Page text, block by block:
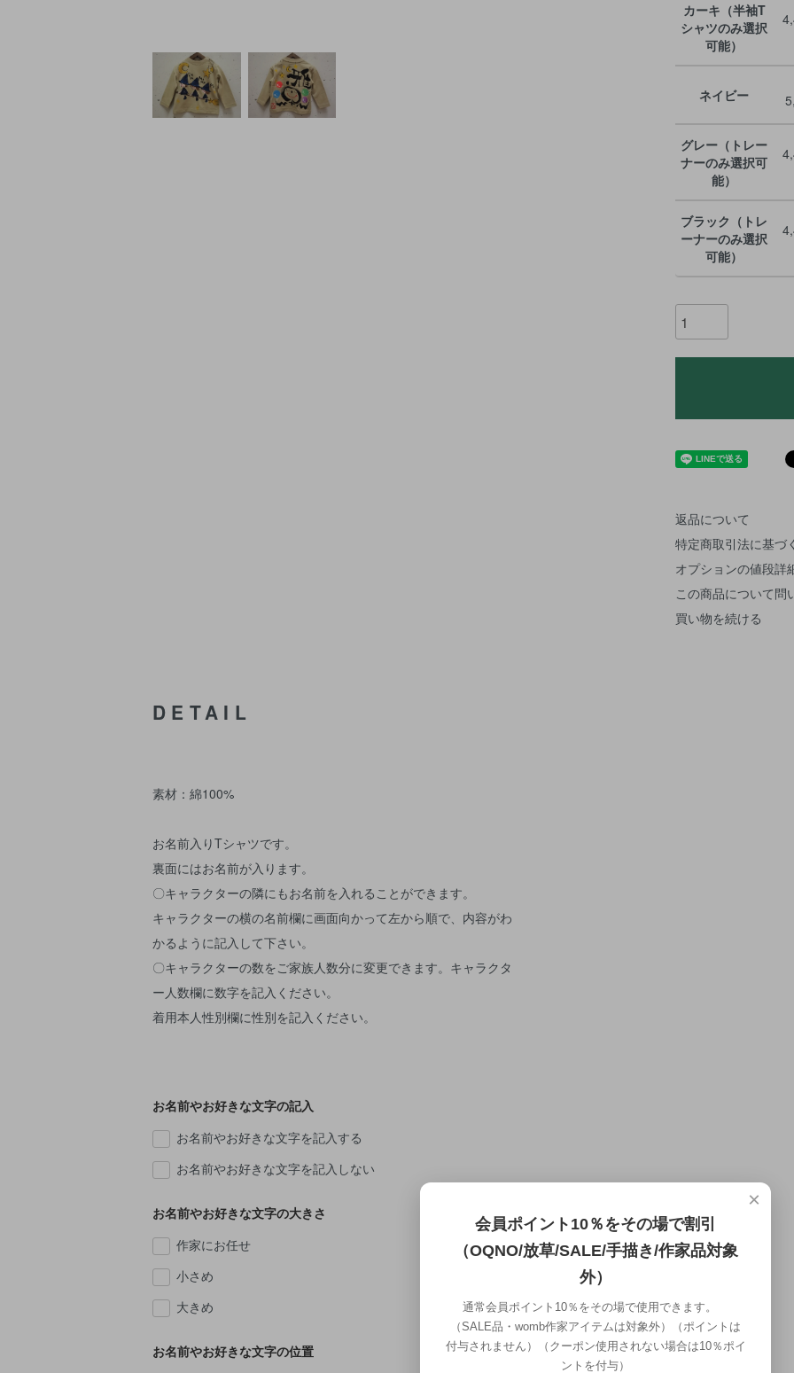
カーキ（半袖T
シャツのみ選択
可能）
ネイビー
グレー（トレー
ナーのみ選択可
能）
ブラック（トレ
ーナーのみ選択
可能）
返品について
特定商取引法に基づ
オプションの値段詳
この商品について問
買い物を続ける
DETAIL
素材：綿100%
お名前入りTシャツです。
裏面にはお名前が入ります。
〇キャラクターの隣にもお名前を入れることができます。
キャラクターの横の名前欄に画面向かって左から順で、内容がわ
かるように記入して下さい。
〇キャラクターの数をご家族人数分に変更できます。キャラクタ
ー人数欄に数字を記入ください。
着用本人性別欄に性別を記入ください。
お名前やお好きな文字の記入
お名前やお好きな文字を記入する
お名前やお好きな文字を記入しない
お名前やお好きな文字の大きさ
作家にお任せ
小さめ
大きめ
お名前やお好きな文字の位置
×
会員ポイント10％をその場で割引
（OQNO/放草/SALE/手描き/作家品対象
外）
通常会員ポイント10％をその場で使用できます。
（SALE品・womb作家アイテムは対象外）（ポイントは
付与されません）（クーポン使用されない場合は10％ポイ
ントを付与）